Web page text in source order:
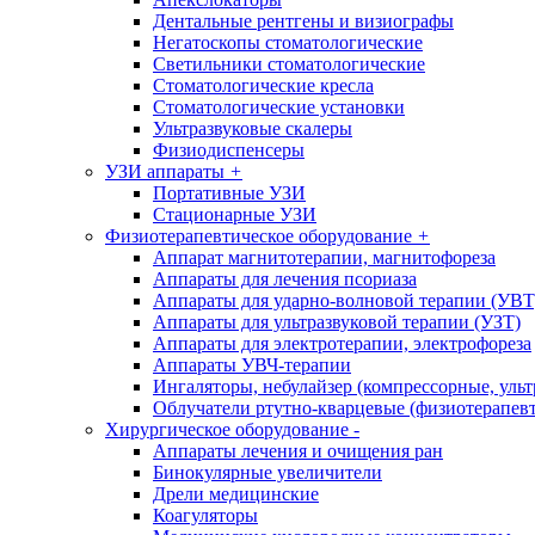
Дентальные рентгены и визиографы
Негатоскопы стоматологические
Светильники стоматологические
Стоматологические кресла
Стоматологические установки
Ультразвуковые скалеры
Физиодиспенсеры
УЗИ аппараты +
Портативные УЗИ
Стационарные УЗИ
Физиотерапевтическое оборудование +
Аппарат магнитотерапии, магнитофореза
Аппараты для лечения псориаза
Аппараты для ударно-волновой терапии
Аппараты для ультразвуковой терапии (УЗТ)
Аппараты для электротерапии, электрофореза
Аппараты УВЧ-терапии
Ингаляторы, небулайзер (компрессорные,
Облучатели ртутно-кварцевые
Хирургическое оборудование -
Аппараты лечения и очищения ран
Бинокулярные увеличители
Дрели медицинские
Коагуляторы